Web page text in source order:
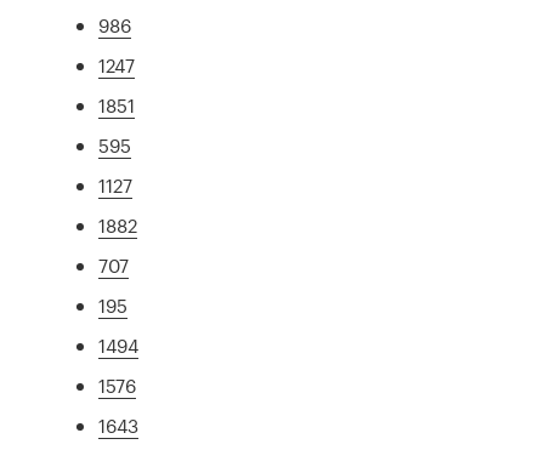
986
1247
1851
595
1127
1882
707
195
1494
1576
1643